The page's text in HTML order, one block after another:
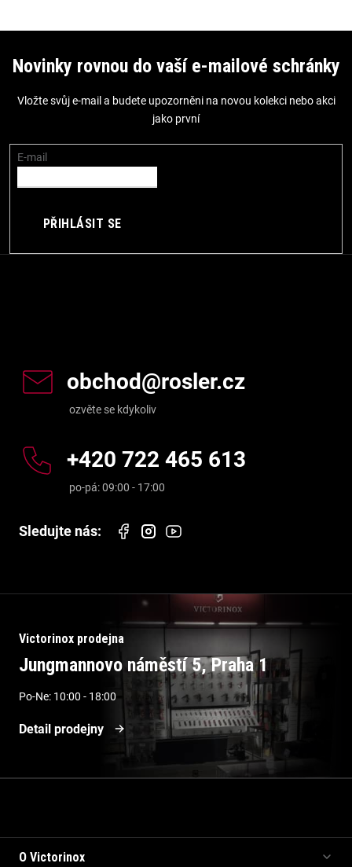
v
ý
p
i
s
Novinky rovnou do vaší e-mailové schránky
Vložte svůj e-mail a budete upozorněni na novou kolekci nebo akci
jako první
E-mail
PŘIHLÁSIT SE
obchod@rosler.cz
+420 722 465 613
Victorinox prodejna
Jungmannovo náměstí 5, Praha 1
Po-Ne: 10:00 - 18:00
Detail prodejny
O Victorinox